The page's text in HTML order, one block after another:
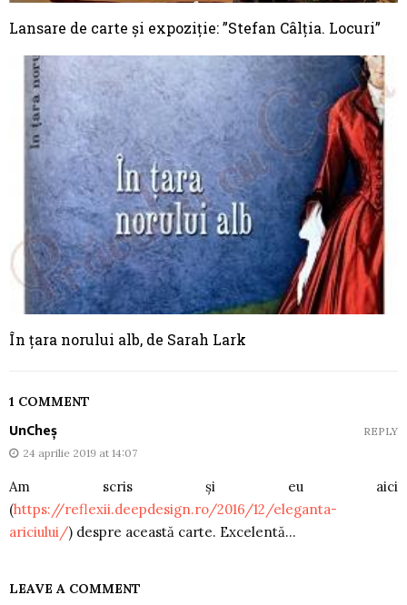
Lansare de carte și expoziție: ”Stefan Câlţia. Locuri”
În ţara norului alb, de Sarah Lark
1 COMMENT
UnCheș
24 aprilie 2019 at 14:07
Am scris și eu aici
(https://reflexii.deepdesign.ro/2016/12/eleganta-
ariciului/) despre această carte. Excelentă…
REPLY
LEAVE A COMMENT